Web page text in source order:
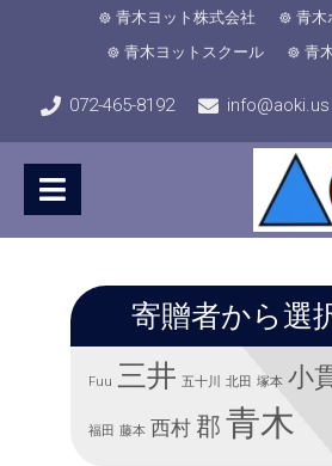
青木ヨット株式会社
青木
青木ヨットスクール
青
072-465-8192 info@aoki.us
寄贈者から選
Fuu 三井 五十川 北田 塚本 小
福田 藤本 西村 郡 青木